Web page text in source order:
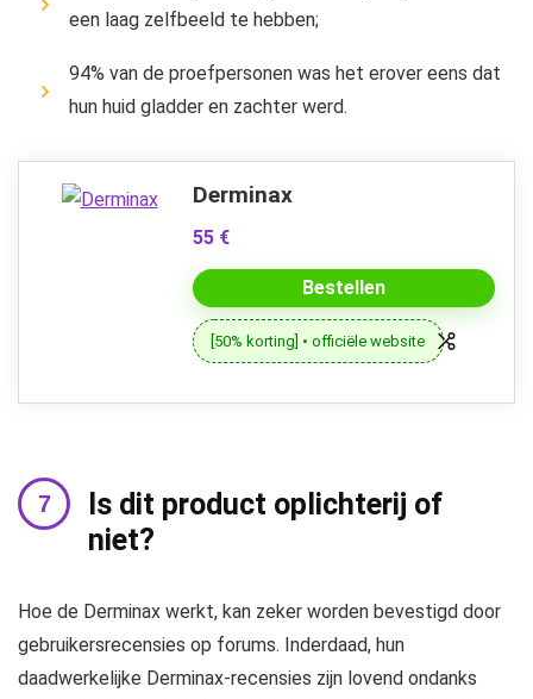
een laag zelfbeeld te hebben;
94% van de proefpersonen was het erover eens dat
hun huid gladder en zachter werd.
Derminax
55 €
Bestellen
[50% korting] • officiële website
Is dit product oplichterij of
niet?
Hoe de Derminax werkt, kan zeker worden bevestigd door
gebruikersrecensies op forums. Inderdaad, hun
daadwerkelijke Derminax-recensies zijn lovend ondanks